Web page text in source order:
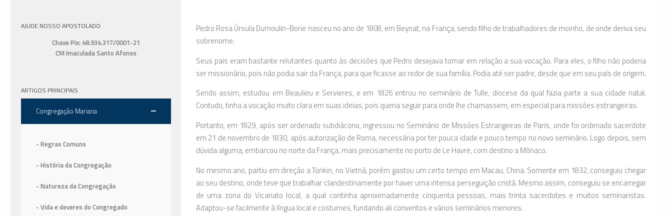
Pedro Rosa Úrsula Dumoulin-Borie nasceu no ano de 1808, em Beynat, na França, sendo filho de trabalhadores de moinho, de onde deriva seu
sobrenome.
Seus pais eram bastante relutantes quanto às decisões que Pedro desejava tomar em relação a sua vocação. Para eles, o filho não poderia
ser missionário, pois não podia sair da França, para que ficasse ao redor de sua família. Podia até ser padre, desde que em seu país de origem.
Sendo assim, estudou em Beaulieu e Servieres, e em 1826 entrou no seminário de Tulle, diocese da qual fazia parte a sua cidade natal.
Contudo, tinha a vocação muito clara em suas ideias, pois queria seguir para onde lhe chamassem, em especial para missões estrangeiras.
Portanto, em 1829, após ser ordenado subdiácono, ingressou no Seminário de Missões Estrangeiras de Paris, onde foi ordenado sacerdote
em 21 de novembro de 1830, após autorização de Roma, necessária por ter pouca idade e pouco tempo no novo seminário. Logo depois, sem
dúvida alguma, embarcou no norte da França, mais precisamente no porto de Le Havre, com destino a Mônaco.
No mesmo ano, partiu em direção a Tonkin, no Vietnã, porém gastou um certo tempo em Macau, China. Somente em 1832, conseguiu chegar
ao seu destino, onde teve que trabalhar clandestinamente por haver uma intensa perseguição cristã. Mesmo assim, conseguiu se encarregar
de uma zona do Vicariato local, a qual continha aproximadamente cinquenta pessoas, mais trinta sacerdotes e muitos seminaristas.
Adaptou-se facilmente à língua local e costumes, fundando ali conventos e vários seminários menores.
AJUDE NOSSO APOSTOLADO
Chave Pix: 48.934.317/0001-21
CM Imaculada Santo Afonso
ARTIGOS PRINCIPAIS
Congregação Mariana
- Regras Comuns
- História da Congregação
- Natureza da Congregação
- Vida e deveres do Congregado